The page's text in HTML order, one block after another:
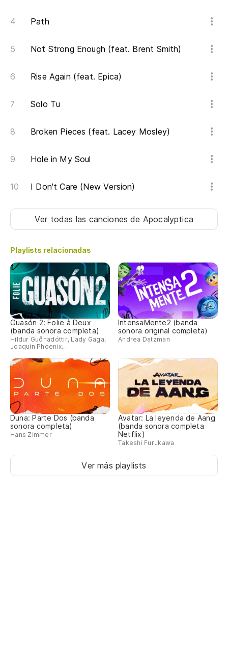
Path
Not Strong Enough (feat. Brent Smith)
Rise Again (feat. Epica)
Solo Tu
Broken Pieces (feat. Lacey Mosley)
Hole in My Soul
I Don't Care (New Version)
Ver todas las cancionesde Apocalyptica
Playlists relacionadas
Guasón 2: Folie à Deux
(banda sonora completa)
Hildur Guðnadóttir, Lady Gaga,
Joaquin Phoenix...
IntensaMente2 (banda
sonora original completa)
Andrea Datzman
Duna: Parte Dos (banda
sonora completa)
Hans Zimmer
Avatar: La leyenda de Aang
(banda sonora completa
Netflix)
Takeshi Furukawa
Ver más playlists